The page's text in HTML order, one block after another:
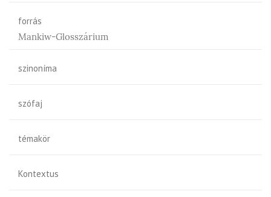
forrás
Mankiw-Glosszárium
szinoníma
szófaj
témakör
Kontextus